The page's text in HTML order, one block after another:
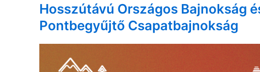
Hosszútávú Országos Bajnokság
Pontbegyűjtő Csapatbajnokság